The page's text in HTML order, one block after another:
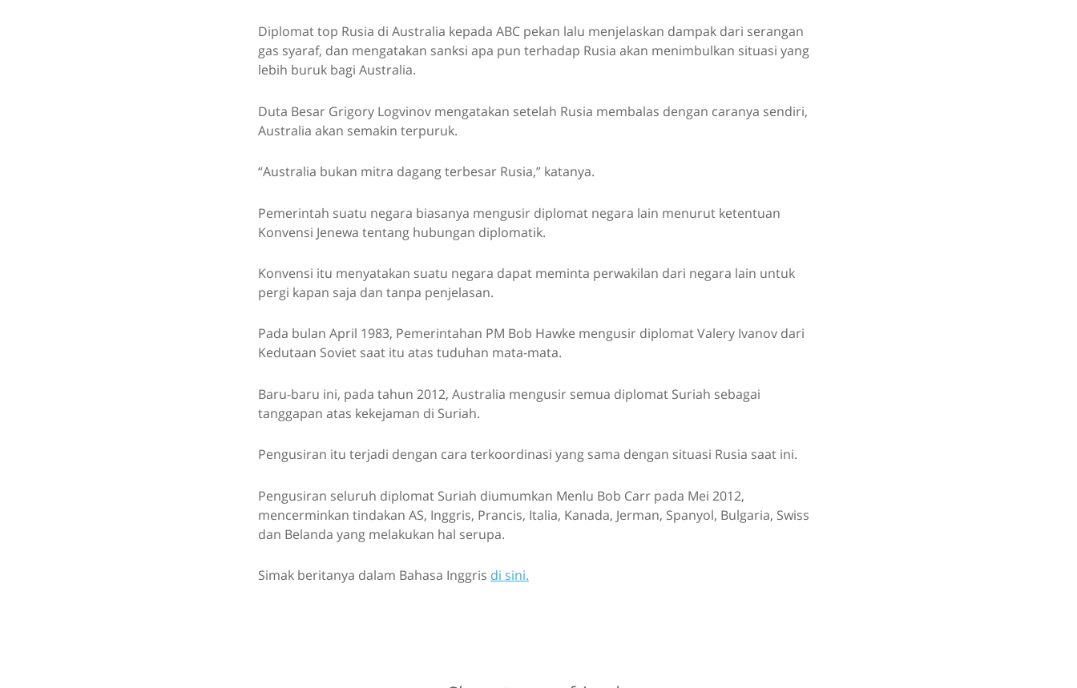
Diplomat top Rusia di Australia kepada ABC pekan lalu menjelaskan dampak dari serangan
gas syaraf, dan mengatakan sanksi apa pun terhadap Rusia akan menimbulkan situasi yang
lebih buruk bagi Australia.
Duta Besar Grigory Logvinov mengatakan setelah Rusia membalas dengan caranya sendiri,
Australia akan semakin terpuruk.
“Australia bukan mitra dagang terbesar Rusia,” katanya.
Pemerintah suatu negara biasanya mengusir diplomat negara lain menurut ketentuan
Konvensi Jenewa tentang hubungan diplomatik.
Konvensi itu menyatakan suatu negara dapat meminta perwakilan dari negara lain untuk
pergi kapan saja dan tanpa penjelasan.
Pada bulan April 1983, Pemerintahan PM Bob Hawke mengusir diplomat Valery Ivanov dari
Kedutaan Soviet saat itu atas tuduhan mata-mata.
Baru-baru ini, pada tahun 2012, Australia mengusir semua diplomat Suriah sebagai
tanggapan atas kekejaman di Suriah.
Pengusiran itu terjadi dengan cara terkoordinasi yang sama dengan situasi Rusia saat ini.
Pengusiran seluruh diplomat Suriah diumumkan Menlu Bob Carr pada Mei 2012,
mencerminkan tindakan AS, Inggris, Prancis, Italia, Kanada, Jerman, Spanyol, Bulgaria, Swiss
dan Belanda yang melakukan hal serupa.
Simak beritanya dalam Bahasa Inggris di sini.